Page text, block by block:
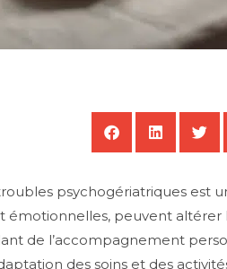
psychogériatriques est
peuvent
de l’accompagnement
des soins et des